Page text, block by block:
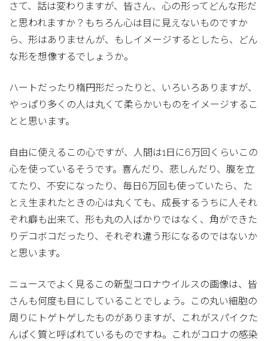
さて、話は変わりますが、皆さん、心の形ってどんな形だ
と思われますか？もちろん心は目に見えないものですか
ら、形はありませんが、もしイメージするとしたら、どん
な形を想像するでしょうか。
ハートだったり楕円形だったりと、いろいろありますが、
やっぱり多くの人は丸くて柔らかいものをイメージするこ
とと思います。
自由に使えるこの心ですが、人間は1日に6万回くらいこの
心を使っているそうです。喜んだり、悲しんだり、腹を立
てたり、不安になったり、毎日6万回も使っていたら、た
とえ生まれたときの心は丸くても、成長するうちに人それ
ぞれ癖も出来て、形も丸の人ばかりではなく、角ができた
りデコボコだったり、それぞれ違う形になるのではないか
と思います。
ニュースでよく見るこの新型コロナウイルスの画像は、皆
さんも何度も目にしていることでしょう。この丸い細胞の
周りにトゲトゲしたものがありますが、これがスパイクた
んぱく質と呼ばれているものですね。これがコロナの感染